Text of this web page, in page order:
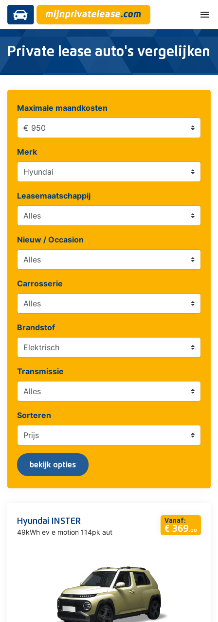
menu
Private lease auto's vergelijken
Maximale maandkosten
Merk
Leasemaatschappij
Nieuw / Occasion
Carrosserie
Brandstof
Transmissie
Sorteren
bekijk opties
Vanaf:
€ 369,00
Hyundai INSTER
49kWh ev e motion 114pk aut